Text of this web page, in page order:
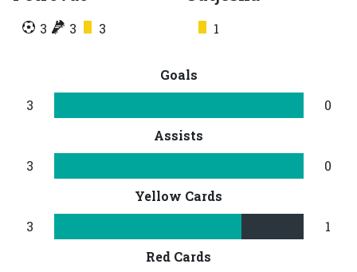
3 3 3 1
Goals
3
0
Assists
3
0
Yellow Cards
3
1
Red Cards